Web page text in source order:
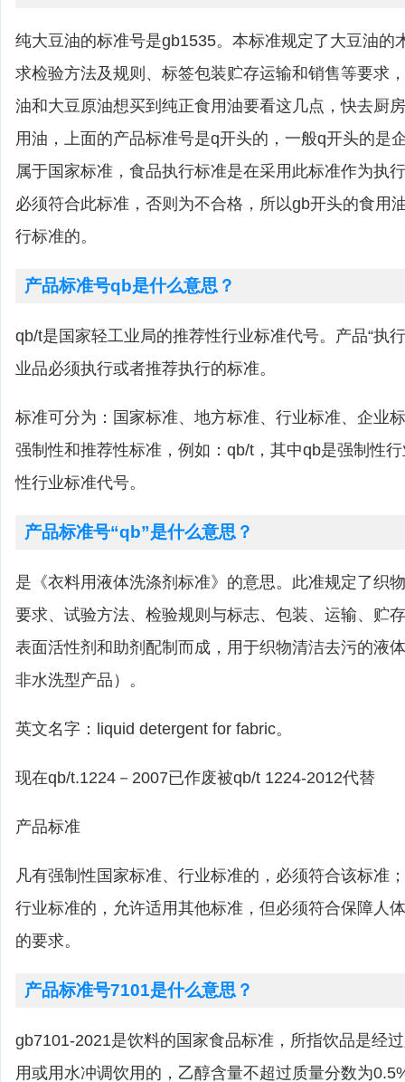
纯大豆油的标准号是gb1535。本标准规定了大豆油的
求检验方法及规则、标签包装贮存运输和销售等要求
油和大豆原油想买到纯正食用油要看这几点，快去厨
用油，上面的产品标准号是q开头的，一般q开头的是
属于国家标准，食品执行标准是在采用此标准作为执
必须符合此标准，否则为不合格，所以gb开头的食用
行标准的。
产品标准号qb是什么意思？
qb/t是国家轻工业局的推荐性行业标准代号。产品“执
业品必须执行或者推荐执行的标准。
标准可分为：国家标准、地方标准、行业标准、企业
强制性和推荐性标准，例如：qb/t，其中qb是强制性行
性行业标准代号。
产品标准号“qb”是什么意思？
是《衣料用液体洗涤剂标准》的意思。此准规定了织
要求、试验方法、检验规则与标志、包装、运输、贮
表面活性剂和助剂配制而成，用于织物清洁去污的液
非水洗型产品）。
英文名字：liquid detergent for fabric。
现在qb/t.1224－2007已作废被qb/t 1224-2012代替
产品标准
凡有强制性国家标准、行业标准的，必须符合该标准
行业标准的，允许适用其他标准，但必须符合保障人
的要求。
产品标准号7101是什么意思？
gb7101-2021是饮料的国家食品标准，所指饮品是经
用或用水冲调饮用的，乙醇含量不超过质量分数为